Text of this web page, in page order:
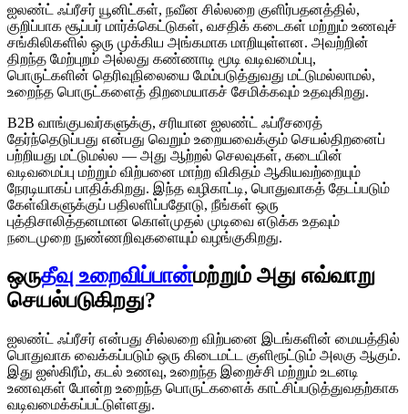
ஐலண்ட் ஃப்ரீசர் யூனிட்கள், நவீன சில்லறை குளிர்பதனத்தில்,
குறிப்பாக சூப்பர் மார்க்கெட்டுகள், வசதிக் கடைகள் மற்றும் உணவுச்
சங்கிலிகளில் ஒரு முக்கிய அங்கமாக மாறியுள்ளன. அவற்றின்
திறந்த மேற்புறம் அல்லது கண்ணாடி மூடி வடிவமைப்பு,
பொருட்களின் தெரிவுநிலையை மேம்படுத்துவது மட்டுமல்லாமல்,
உறைந்த பொருட்களைத் திறமையாகச் சேமிக்கவும் உதவுகிறது.
B2B வாங்குபவர்களுக்கு, சரியான ஐலண்ட் ஃப்ரீசரைத்
தேர்ந்தெடுப்பது என்பது வெறும் உறையவைக்கும் செயல்திறனைப்
பற்றியது மட்டுமல்ல — அது ஆற்றல் செலவுகள், கடையின்
வடிவமைப்பு மற்றும் விற்பனை மாற்ற விகிதம் ஆகியவற்றையும்
நேரடியாகப் பாதிக்கிறது. இந்த வழிகாட்டி, பொதுவாகத் தேடப்படும்
கேள்விகளுக்குப் பதிலளிப்பதோடு, நீங்கள் ஒரு
புத்திசாலித்தனமான கொள்முதல் முடிவை எடுக்க உதவும்
நடைமுறை நுண்ணறிவுகளையும் வழங்குகிறது.
ஒருதீவு உறைவிப்பான்மற்றும் அது எவ்வாறு
செயல்படுகிறது?
ஐலண்ட் ஃப்ரீசர் என்பது சில்லறை விற்பனை இடங்களின் மையத்தில்
பொதுவாக வைக்கப்படும் ஒரு கிடைமட்ட குளிரூட்டும் அலகு ஆகும்.
இது ஐஸ்கிரீம், கடல் உணவு, உறைந்த இறைச்சி மற்றும் உடனடி
உணவுகள் போன்ற உறைந்த பொருட்களைக் காட்சிப்படுத்துவதற்காக
வடிவமைக்கப்பட்டுள்ளது.